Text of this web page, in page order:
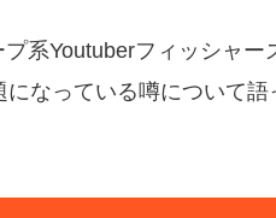
系Youtuberフィッシャ
なっている噂について